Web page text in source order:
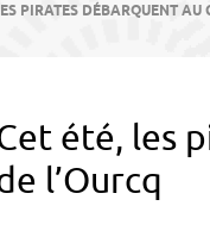
PIRATES DÉBARQUENT AU
été, les
l’Ourcq